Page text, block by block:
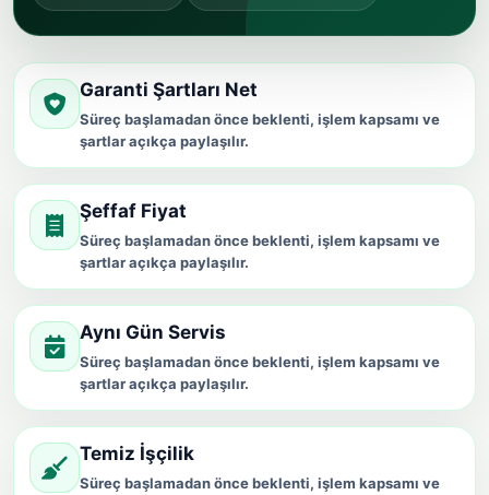
Garanti Şartları Net
Süreç başlamadan önce beklenti, işlem kapsamı ve
şartlar açıkça paylaşılır.
Şeffaf Fiyat
Süreç başlamadan önce beklenti, işlem kapsamı ve
şartlar açıkça paylaşılır.
Aynı Gün Servis
Süreç başlamadan önce beklenti, işlem kapsamı ve
şartlar açıkça paylaşılır.
Temiz İşçilik
Süreç başlamadan önce beklenti, işlem kapsamı ve